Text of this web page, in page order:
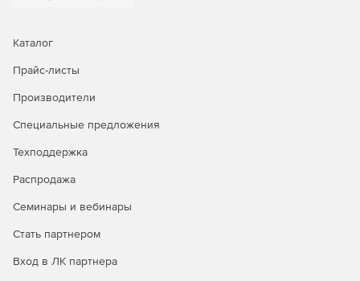
Каталог
Прайс-листы
Производители
Специальные предложения
Техподдержка
Распродажа
Семинары и вебинары
Стать партнером
Вход в ЛК партнера